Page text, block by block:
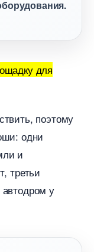
для
поэтому
одни
и
третьи
у